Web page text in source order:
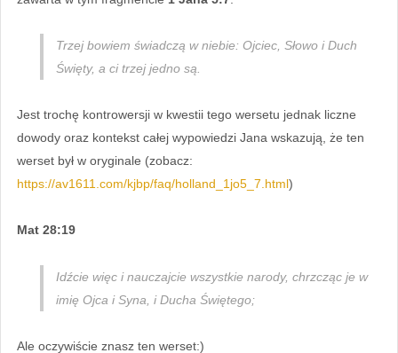
Trzej bowiem świadczą w niebie: Ojciec, Słowo i Duch
Święty, a ci trzej jedno są.
Jest trochę kontrowersji w kwestii tego wersetu jednak liczne
dowody oraz kontekst całej wypowiedzi Jana wskazują, że ten
werset był w oryginale (zobacz:
https://av1611.com/kjbp/faq/holland_1jo5_7.html)
Mat 28:19
Idźcie więc i nauczajcie wszystkie narody, chrzcząc je w
imię Ojca i Syna, i Ducha Świętego;
Ale oczywiście znasz ten werset:)